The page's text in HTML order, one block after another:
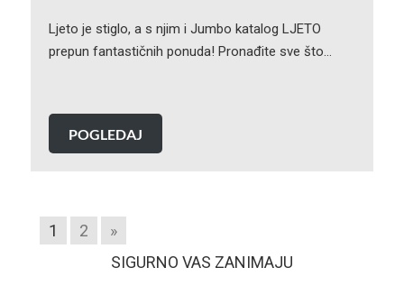
Ljeto je stiglo, a s njim i Jumbo katalog LJETO
prepun fantastičnih ponuda! Pronađite sve što…
POGLEDAJ
1 2
»
SIGURNO VAS ZANIMAJU